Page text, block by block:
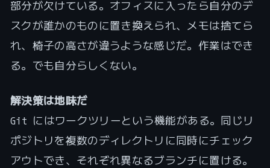
部分が欠けている。オフィスに入ったら自分のデ
スクが誰かのものに置き換えられ、メモは捨てら
れ、椅子の高さが違うような感じだ。作業はでき
る。でも自分らしくない。
解決策は地味だ
Git にはワークツリーという機能がある。同じリ
ポジトリを複数のディレクトリに同時にチェック
アウトでき、それぞれ異なるブランチに置ける。